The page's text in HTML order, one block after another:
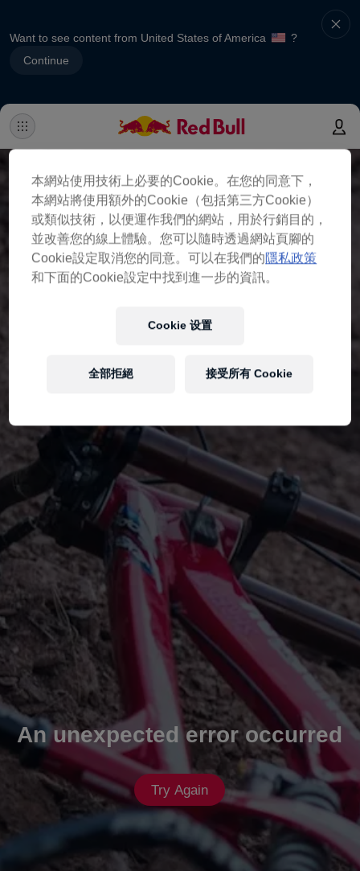
Want to see content from United States of America
?
Continue
An unexpected error occurred
Try Again
本網站使用技術上必要的Cookie。在您的同意下，
本網站將使用額外的Cookie（包括第三方Cookie）
或類似技術，以便運作我們的網站，用於行銷目的，
並改善您的線上體驗。您可以隨時透過網站頁腳的
Cookie設定取消您的同意。可以在我們的隱私政策
和下面的Cookie設定中找到進一步的資訊。
Cookie 设置
全部拒絕 接受所有 Cookie